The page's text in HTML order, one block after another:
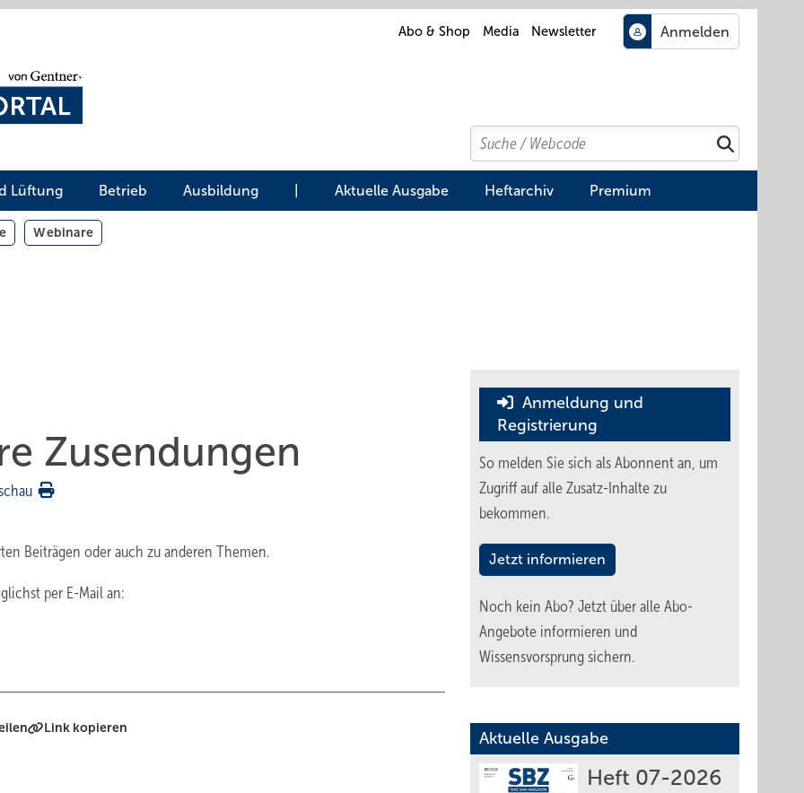
Abo & Shop Media Newsletter
Search
Suchen
Lüftung Betrieb Ausbildung Aktuelle Ausgabe Heftarchiv Premium
Webinare
Zusendungen
Beiträgen oder auch zu anderen Themen.
per E-Mail an:
Link kopieren
Anmeldung und
Registrierung
So melden Sie sich als Abonnent an, um
Zugriff auf alle Zusatz-Inhalte zu
bekommen.
Jetzt informieren
Noch kein Abo? Jetzt über alle Abo-
Angebote informieren und
Wissensvorsprung sichern.
Aktuelle Ausgabe
Heft 07-2026